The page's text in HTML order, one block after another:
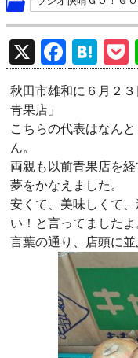
X
F
a
ce
b
o
o
k
H
at
e
n
a
秋田市雄和に６月２
青果店」
こちらの代表はなん
ん。
両親も以前青果店を
夢をかなえました。
安くて、美味しくて
い！と言ってましたよ
言葉の通り、店頭に